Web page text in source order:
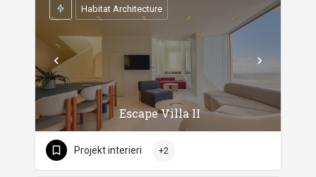
Escape Villa II
Habitat Architecture
Projekt interieri +2